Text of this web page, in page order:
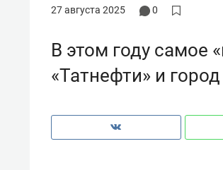
27 августа 2025 0
В этом году самое
«Татнефти» и